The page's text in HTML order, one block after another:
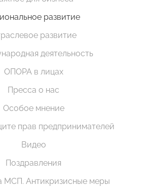
развитие
развитие
деятельность
ОПОРА в лицах
Пресса о нас
Особое мнение
прав предпринимателей
Видео
Поздравления
МСП. Антикризисные меры